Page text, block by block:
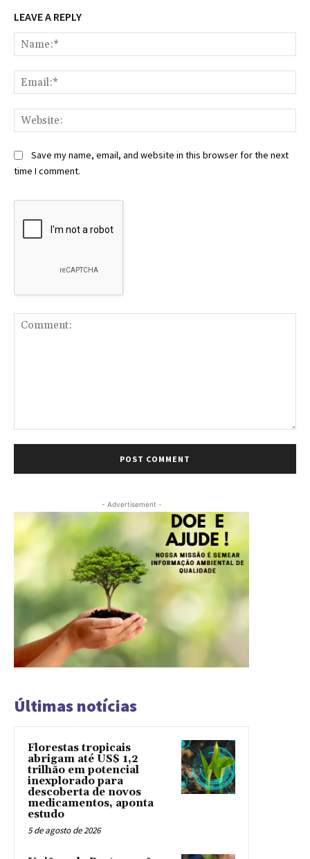
LEAVE A REPLY
Save my name, email, and website in this browser for the next
time I comment.
- Advertisement -
Últimas notícias
Florestas tropicais
abrigam até US$ 1,2
trilhão em potencial
inexplorado para
descoberta de novos
medicamentos, aponta
estudo
5 de agosto de 2026